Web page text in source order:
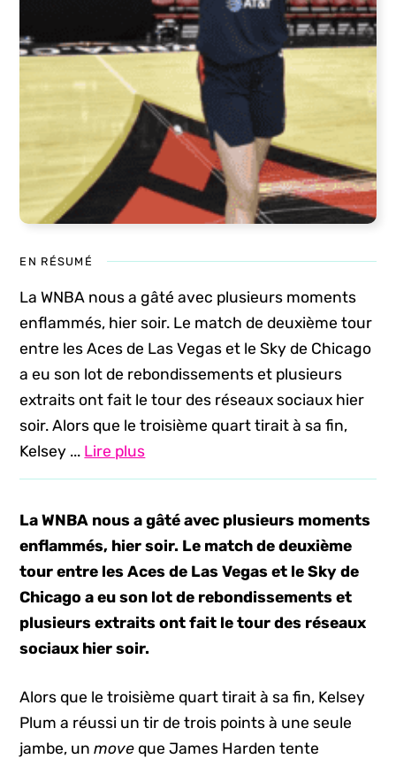
EN RÉSUMÉ
La WNBA nous a gâté avec plusieurs moments
enflammés, hier soir. Le match de deuxième tour
entre les Aces de Las Vegas et le Sky de Chicago
a eu son lot de rebondissements et plusieurs
extraits ont fait le tour des réseaux sociaux hier
soir. Alors que le troisième quart tirait à sa fin,
Kelsey ... Lire plus
La WNBA nous a gâté avec plusieurs moments
enflammés, hier soir. Le match de deuxième
tour entre les Aces de Las Vegas et le Sky de
Chicago a eu son lot de rebondissements et
plusieurs extraits ont fait le tour des réseaux
sociaux hier soir.
Alors que le troisième quart tirait à sa fin, Kelsey
Plum a réussi un tir de trois points à une seule
jambe, unmoveque James Harden tente